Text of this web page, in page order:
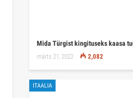
Mida Türgist kingituseks kaasa
märts 21, 2022 2,082
ITAALIA